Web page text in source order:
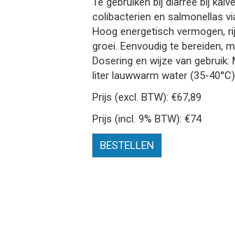
colibacterien en salmonellas
Hoog energetisch vermogen,
groei. Eenvoudig te bereiden,
Dosering en wijze van
liter lauwwarm water (35-
Prijs (excl. BTW): €67,89
Prijs (incl. 9% BTW): €74
BESTELLEN